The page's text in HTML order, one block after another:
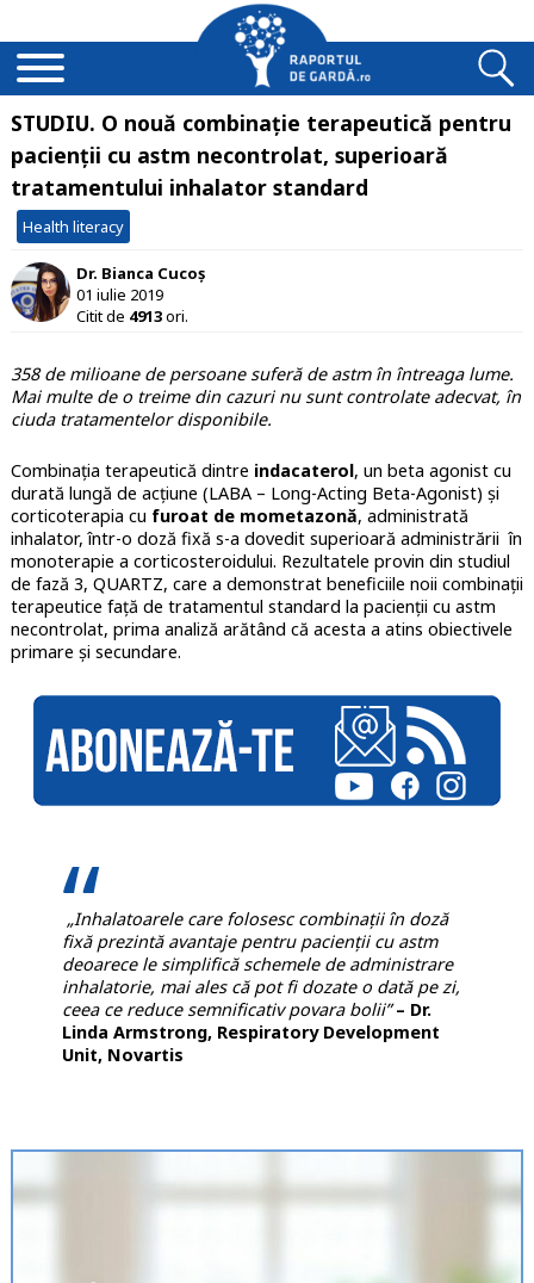
STUDIU. O nouă combinație terapeutică pentru
pacienții cu astm necontrolat, superioară
tratamentului inhalator standard
Health literacy
Dr. Bianca Cucoș
01 iulie 2019
Citit de 4913ori.
358 de milioane de persoane suferă de astm în întreaga lume.
Mai multe de o treime din cazuri nu sunt controlate adecvat, în
ciuda tratamentelor disponibile.
Combinația terapeutică dintre indacaterol, un beta agonist cu
durată lungă de acțiune (LABA – Long-Acting Beta-Agonist) și
corticoterapia cu furoat de mometazonă, administrată
inhalator, într-o doză fixă s-a dovedit superioară administrării în
monoterapie a corticosteroidului. Rezultatele provin din studiul
de fază 3, QUARTZ, care a demonstrat beneficiile noii combinații
terapeutice față de tratamentul standard la pacienții cu astm
necontrolat, prima analiză arătând că acesta a atins obiectivele
primare și secundare.
„Inhalatoarele care folosesc combinații în doză
fixă prezintă avantaje pentru pacienții cu astm
deoarece le simplifică schemele de administrare
inhalatorie, mai ales că pot fi dozate o dată pe zi,
ceea ce reduce semnificativ povara bolii”– Dr.
Linda Armstrong, Respiratory Development
Unit, Novartis